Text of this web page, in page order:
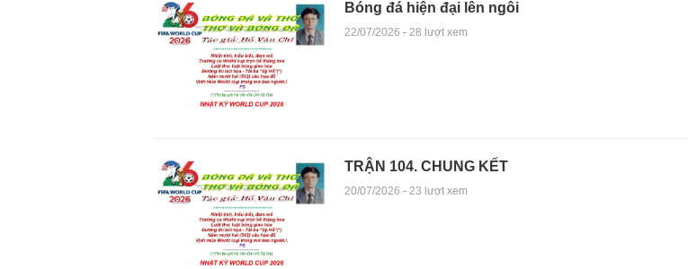
Bóng đá hiện đại lên ngôi
22/07/2026 - 28 lượt xem
TRẬN 104. CHUNG KẾT
20/07/2026 - 23 lượt xem